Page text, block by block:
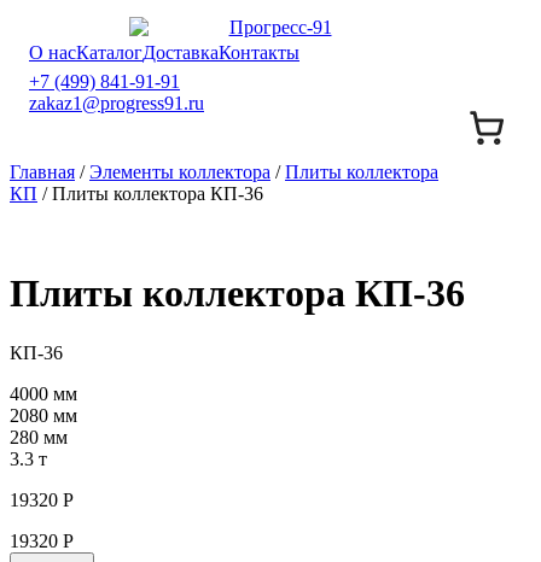
О насКаталогДоставкаКонтакты
+7 (499) 841-91-91
zakaz1@progress91.ru
Главная /Элементы коллектора /Плиты коллектора
КП / Плиты коллектора КП-36
Плиты коллектора КП-36
КП-36
4000 мм
2080 мм
280 мм
3.3 т
19320 Р
19320 Р